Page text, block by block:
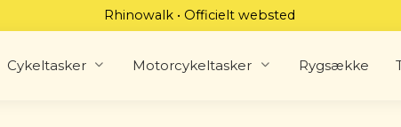
Rhinowalk • Officielt websted
Cykeltasker Motorcykeltasker Rygsække